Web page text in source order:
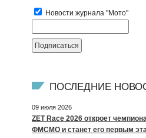
Новости журнала "Мото"
ПОСЛЕДНИЕ
09 июля 2026
ZET Race 2026 откроет
ФМСМО и станет его первым